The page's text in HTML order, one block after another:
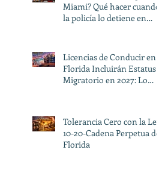
Miami? Qué hacer cuando
la policía lo detiene en
Licencias de Conducir en
Florida Incluirán Estatus
Migratorio en 2027: Lo
Tolerancia Cero con la Ley
10-20-Cadena Perpetua de
Florida